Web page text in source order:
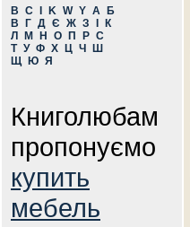
B C K W Y А
Б
В
Г Д Є Ж З
К
Л
М Н О П Р С
Т У Ф Х Ц Ч
Ш
Щ
Ю Я
Книголюбам
пропонуємо
купить
мебель